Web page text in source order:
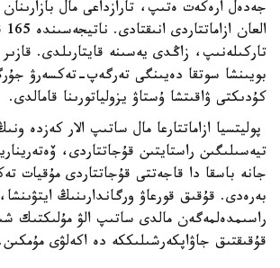
جەدەل ارەكەت ەتىپ، تارازداعى مال
تاركىلەنىپ، زاڭدى يەسىنە قايتارىلدى.
بويىنشا سوتقا دەيىنگى تەرگەپ-تەكسەرۋ
كۇدىكتى ۋاقىتشا ۇستاۋ يزولياتورىنا قامالدى.
پوليتسيا ازاماتتارعا مال ساتىپ الار كەزدە
تيەسىلىگىن راستايتىن قۇجاتتاردى،
جانە باسقا دا قاجەتتى قۇجاتتاردى مۇقيات
بەرەدى. قۇقىق قورعاۋ ورگاندارىنىڭ
راسىمدەلمەگەن مالدى ساتىپ الۋ مۇلىكتىك
قۇقىقتىق جاۋاپكەرشىلىككە دە اكەلۋى مۇمكىن.